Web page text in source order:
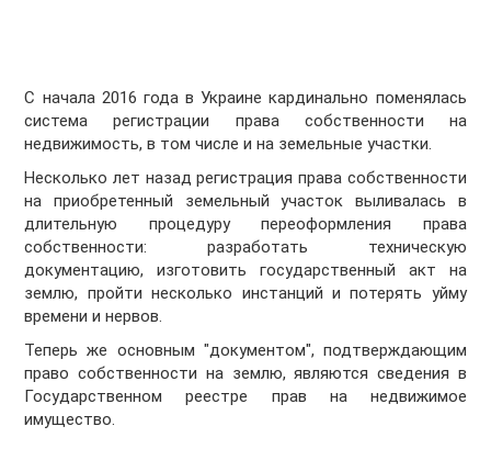
С начала 2016 года в Украине кардинально поменялась
система регистрации права собственности на
недвижимость, в том числе и на земельные участки.
Несколько лет назад регистрация права собственности
на приобретенный земельный участок выливалась в
длительную процедуру переоформления права
собственности: разработать техническую
документацию, изготовить государственный акт на
землю, пройти несколько инстанций и потерять уйму
времени и нервов.
Теперь же основным "документом", подтверждающим
право собственности на землю, являются сведения в
Государственном реестре прав на недвижимое
имущество.